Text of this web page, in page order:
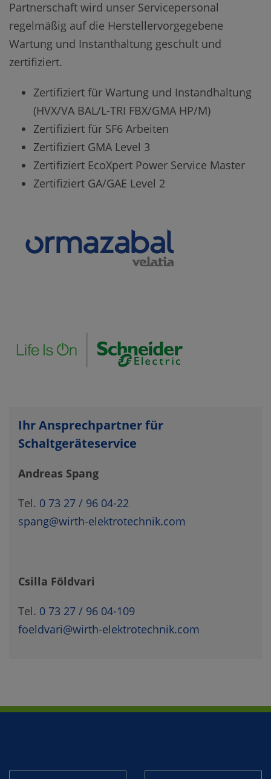
Ihr Ansprechpartner für
Schaltgeräteservice
Andreas Spang
Tel. 0 73 27 / 96 04-22
spang@wirth-elektrotechnik.com
Csilla Földvari
Tel. 0 73 27 / 96 04-109
foeldvari@wirth-elektrotechnik.com
Partnerschaft wird unser Servicepersonal
regelmäßig auf die Herstellervorgegebene
Wartung und Instanthaltung geschult und
zertifiziert.
Zertifiziert für Wartung und Instandhaltung
(HVX/VA BAL/L-TRI FBX/GMA HP/M)
Zertifiziert für SF6 Arbeiten
Zertifiziert GMA Level 3
Zertifiziert EcoXpert Power Service Master
Zertifiziert GA/GAE Level 2